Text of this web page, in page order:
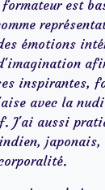
est
émotions
inspirantes,
avec la
J'ai aussi